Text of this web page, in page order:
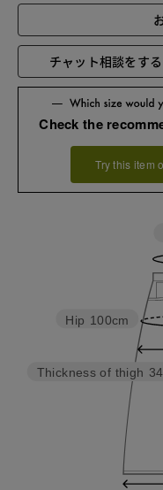
チャット相談をする
Check the
Try this item
Thickness of thigh
Hip 100cm